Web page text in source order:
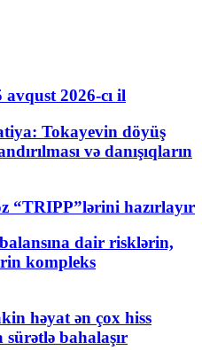
avqust 2026-cı il
Tokayevin döyüş
və danışıqların
“TRIPP”lərini hazırlayır
dair risklərin,
kompleks
həyat ən çox hiss
sürətlə bahalaşır